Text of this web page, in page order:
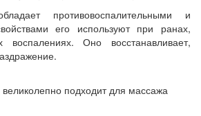
противовоспалительными и
его используют при ранах,
воспалениях. Оно восстанавливает,
подходит для массажа